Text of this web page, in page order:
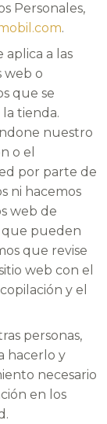
Personales,
.
aplica a las
web o
que se
tienda.
nuestro
o el
por parte de
ni hacemos
web de
que pueden
que revise
web con el
y el
personas,
hacerlo y
necesario
en los